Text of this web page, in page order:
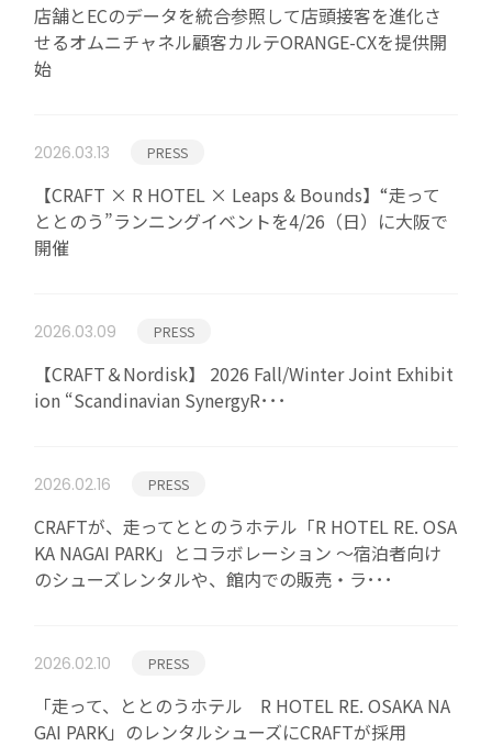
店舗とECのデータを統合参照して店頭接客を進化さ
せるオムニチャネル顧客カルテORANGE-CXを提供開
始
2026.03.13 PRESS
【CRAFT × R HOTEL × Leaps & Bounds】“走って
ととのう”ランニングイベントを4/26（日）に大阪で
開催
2026.03.09 PRESS
【CRAFT＆Nordisk】 2026 Fall/Winter Joint Exhibit
ion “Scandinavian SynergyR･･･
2026.02.16 PRESS
CRAFTが、走ってととのうホテル「R HOTEL RE. OSA
KA NAGAI PARK」とコラボレーション ～宿泊者向け
のシューズレンタルや、館内での販売・ラ･･･
2026.02.10 PRESS
「走って、ととのうホテル R HOTEL RE. OSAKA NA
GAI PARK」のレンタルシューズにCRAFTが採用
個人情報の取扱いについて
Cookieポリシー